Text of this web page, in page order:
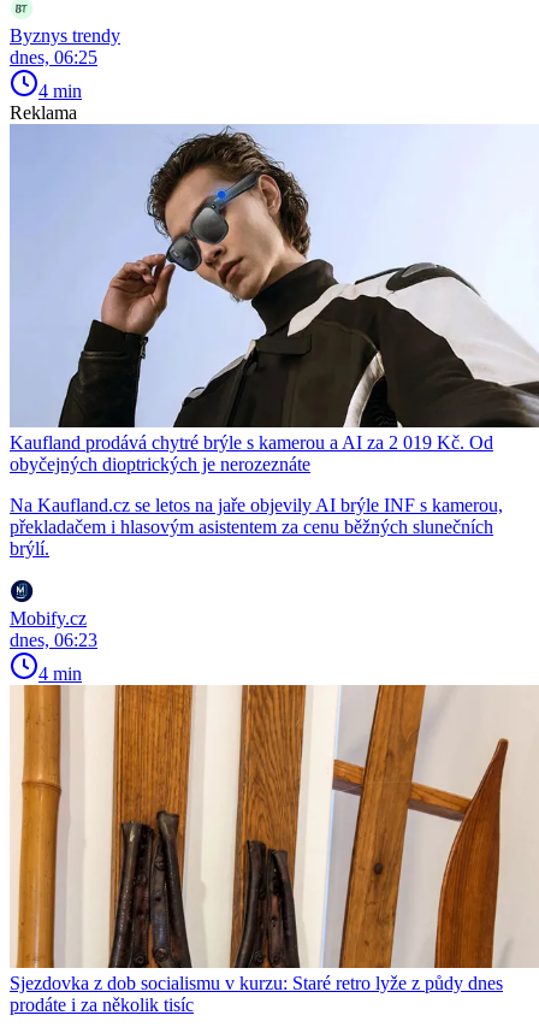
Byznys trendy
dnes, 06:25
4 min
Reklama
Kaufland prodává chytré brýle s kamerou a AI za 2 019 Kč. Od
obyčejných dioptrických je nerozeznáte
Na Kaufland.cz se letos na jaře objevily AI brýle INF s kamerou,
překladačem i hlasovým asistentem za cenu běžných slunečních
brýlí.
Mobify.cz
dnes, 06:23
4 min
Sjezdovka z dob socialismu v kurzu: Staré retro lyže z půdy dnes
prodáte i za několik tisíc